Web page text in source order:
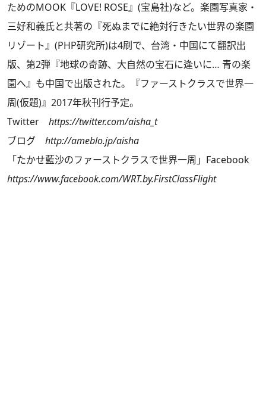
ためのMOOK『LOVE! ROSE』(宝島社)など。楽園写真家・
三好和義氏と共著の『死ぬまでに絶対行きたい世界の楽園
リゾート』(PHP研究所)は4刷で、台湾・中国にて翻訳出
版、第2弾『地球の奇跡、大自然の宝石に逢いに… 青の楽
園へ』も中国で出版された。『ファーストクラスで世界一
周(仮題)』2017年秋刊行予定。
Twitter https://twitter.com/aisha_t
ブログ http://ameblo.jp/aisha
「たかせ藍沙のファーストクラスで世界一周」Facebook
https://www.facebook.com/WRT.by.FirstClassFlight